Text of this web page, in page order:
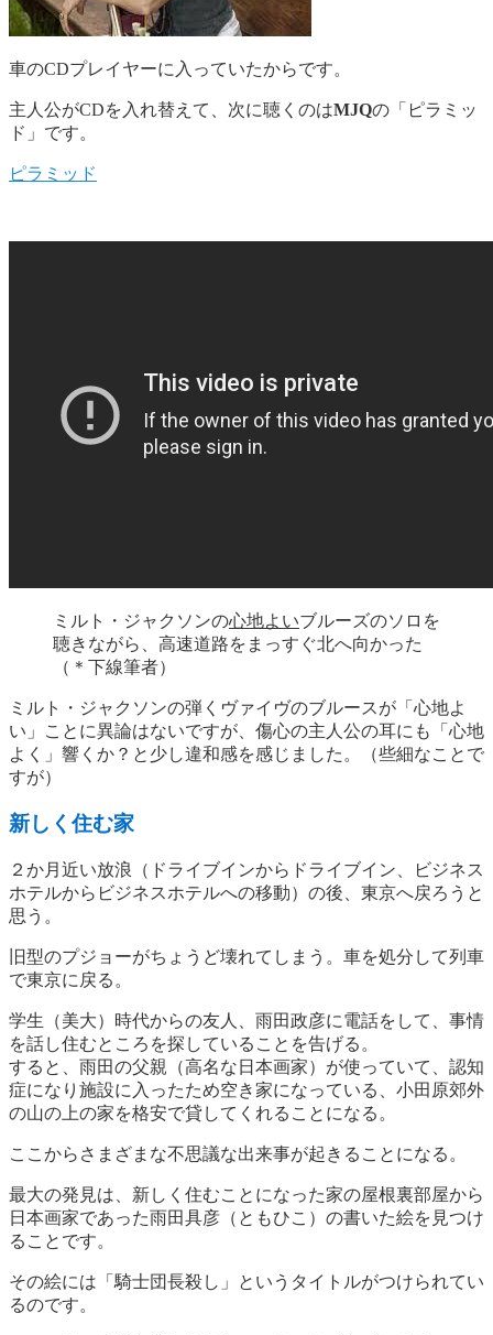
車のCDプレイヤーに入っていたからです。
主人公がCDを入れ替えて、次に聴くのはMJQの「ピラミッ
ド」です。
ピラミッド
ミルト・ジャクソンの心地よいブルーズのソロを
聴きながら、高速道路をまっすぐ北へ向かった
（＊下線筆者）
ミルト・ジャクソンの弾くヴァイヴのブルースが「心地よ
い」ことに異論はないですが、傷心の主人公の耳にも「心地
よく」響くか？と少し違和感を感じました。（些細なことで
すが）
新しく住む家
２か月近い放浪（ドライブインからドライブイン、ビジネス
ホテルからビジネスホテルへの移動）の後、東京へ戻ろうと
思う。
旧型のプジョーがちょうど壊れてしまう。車を処分して列車
で東京に戻る。
学生（美大）時代からの友人、雨田政彦に電話をして、事情
を話し住むところを探していることを告げる。
すると、雨田の父親（高名な日本画家）が使っていて、認知
症になり施設に入ったため空き家になっている、小田原郊外
の山の上の家を格安で貸してくれることになる。
ここからさまざまな不思議な出来事が起きることになる。
最大の発見は、新しく住むことになった家の屋根裏部屋から
日本画家であった雨田具彦（ともひこ）の書いた絵を見つけ
ることです。
その絵には「騎士団長殺し」というタイトルがつけられてい
るのです。